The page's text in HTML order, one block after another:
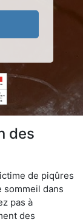
des
de piqûres
sommeil dans
pas à
des